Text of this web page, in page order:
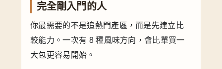
完全剛入門的人
你最需要的不是追熱門產區，而是先建立比
較能力。一次有 8 種風味方向，會比單買一
大包更容易開始。